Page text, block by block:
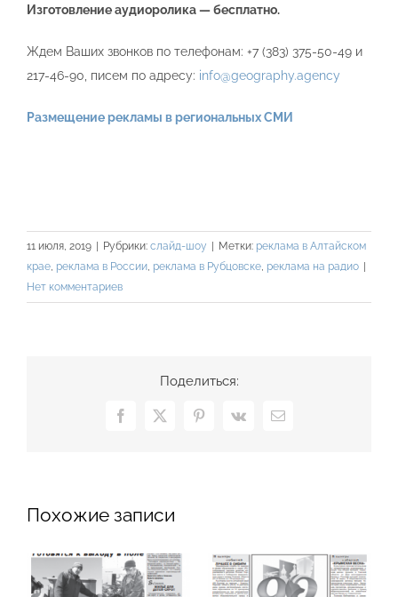
Изготовление аудиоролика — бесплатно.
Ждем Ваших звонков по телефонам: +7 (383) 375-50-49 и
217-46-90, писем по адресу: info@geography.agency
Размещение рекламы в региональных СМИ
11 июля, 2019 Рубрики: слайд-шоу Метки: реклама в Алтайском
крае, реклама в России, реклама в Рубцовске, реклама на радио
Нет комментариев
Поделиться:
Facebook
X Pinterest
Vk Email
Похожие записи